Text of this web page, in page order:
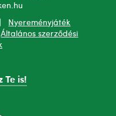
Nyereményjáték
Általános szerződési
Te is!